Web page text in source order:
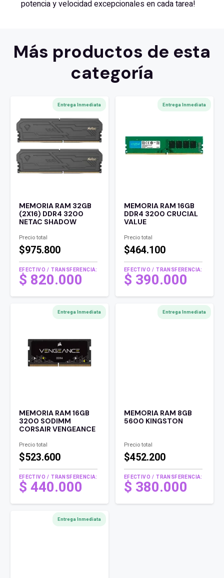
potencia y velocidad excepcionales en cada tarea!
Más productos de esta
categoría
Entrega Inmediata
MEMORIA RAM 32GB
(2X16) DDR4 3200
NETAC SHADOW
Precio total
$975.800
EFECTIVO / TRANSFERENCIA:
$ 820.000
Entrega Inmediata
MEMORIA RAM 16GB
DDR4 3200 CRUCIAL
VALUE
Precio total
$464.100
EFECTIVO / TRANSFERENCIA:
$ 390.000
Entrega Inmediata
MEMORIA RAM 16GB
3200 SODIMM
CORSAIR VENGEANCE
Precio total
$523.600
EFECTIVO / TRANSFERENCIA:
$440.000
Entrega Inmediata
MEMORIA RAM 8GB
5600 KINGSTON
Precio total
$452.200
EFECTIVO / TRANSFERENCIA:
$ 380.000
Entrega Inmediata